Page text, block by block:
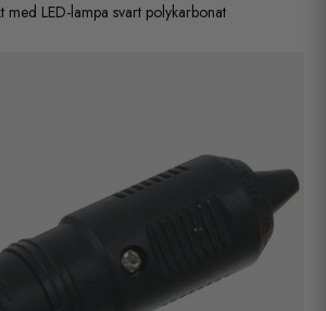
med LED-lampa svart polykarbonat